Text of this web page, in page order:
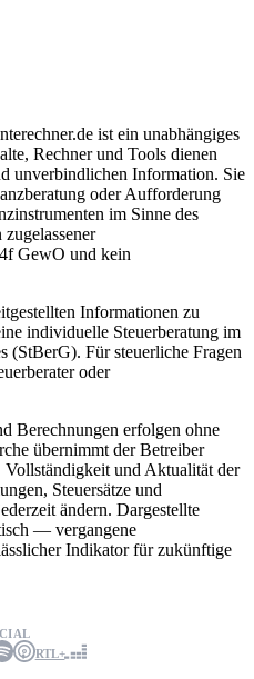
ist ein unabhängiges
Rechner und Tools dienen
unverbindlichen Information. Sie
oder Aufforderung
im Sinne des
GewO und kein
Informationen zu
individuelle Steuerberatung im
(StBerG). Für steuerliche Fragen
oder
Berechnungen erfolgen ohne
übernimmt der Betreiber
und Aktualität der
Steuersätze und
ändern. Dargestellte
— vergangene
Indikator für zukünftige
RTL+